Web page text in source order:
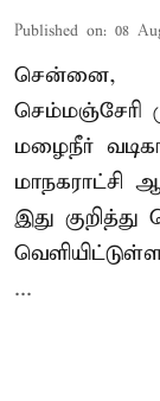
Published on: 08
சென்னை,
மழைநீர்
இது குறித்து
...